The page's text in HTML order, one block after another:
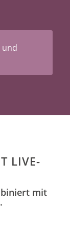
und
LIVE-
mit